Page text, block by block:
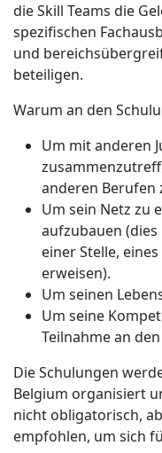
die Skill Teams die
spezifischen
und
beteiligen.
Warum an den
Um mit anderen
anderen Berufen
Um sein Netz zu
aufzubauen (dies
einer Stelle,
erweisen).
Um seinen
Um seine
Teilnahme an
Die Schulungen
Belgium organisiert
nicht obligatorisch,
empfohlen, um sich